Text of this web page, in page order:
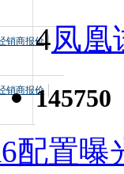
销商报价
销商报价
4凤凰
145750
配置曝